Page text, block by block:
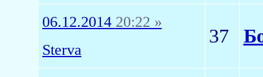
06.12.2014 20:22 »
Sterva
37